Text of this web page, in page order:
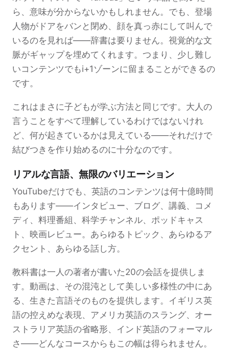
ら、意味が分からないかもしれません。でも、登場
人物がドアをバンと閉め、顔を真っ赤にして叫んで
いるのを見れば——辞書は要りません。視覚的な文
脈がギャップを埋めてくれます。つまり、少し難し
いコンテンツでもi+1ゾーンに留まることができるの
です。
これはまさに子どもが学ぶ方法と同じです。大人の
言うことをすべて理解しているわけではないけれ
ど、何が起きているかは見えている——それだけで
結びつきを作り始めるのに十分なのです。
リアルな言語、無限のバリエーション
YouTubeだけでも、英語のコンテンツは何十億時間
もあります——インタビュー、ブログ、講義、コメ
ディ、料理番組、科学チャンネル、ポッドキャス
ト、映画レビュー。あらゆるトピック、あらゆるア
クセント、あらゆる話し方。
教科書は一人の著者が書いた20の会話を提供しま
す。動画は、その混沌として美しい多様性の中にあ
る、生きた言語そのものを提供します。イギリス英
語の控えめな表現、アメリカ英語のスラング、オー
ストラリア英語の省略形、インド英語のフォーマル
さ——どんなコースからもこの幅は得られません。